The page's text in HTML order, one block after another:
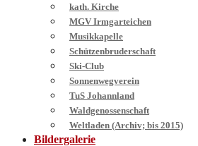
kath. Kirche
MGV Irmgarteichen
Musikkapelle
Schützenbruderschaft
Ski-Club
Sonnenwegverein
TuS Johannland
Waldgenossenschaft
Weltladen (Archiv; bis 2015)
Bildergalerie